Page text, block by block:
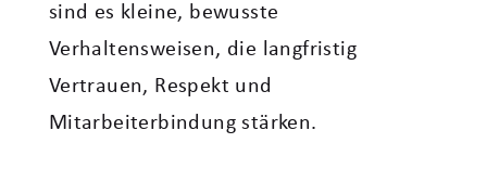
sind es kleine, bewusste
Verhaltensweisen, die langfristig
Vertrauen, Respekt und
Mitarbeiterbindung stärken.